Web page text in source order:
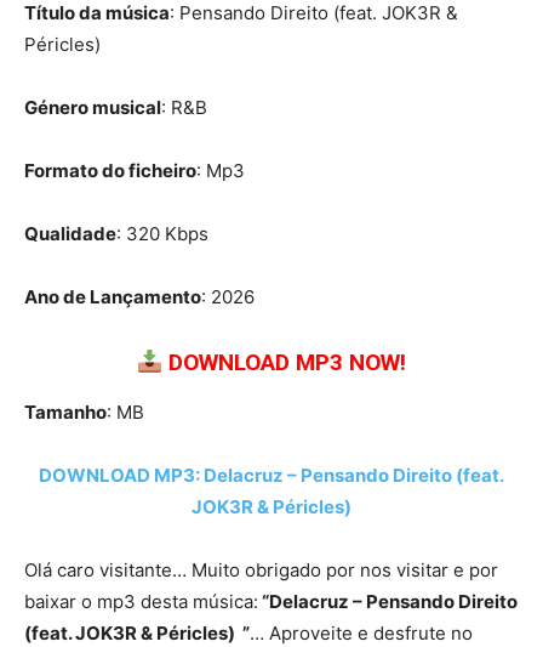
Título da música: Pensando Direito (feat. JOK3R &
Péricles)
Género musical: R&B
Formato do ficheiro: Mp3
Qualidade: 320 Kbps
Ano de Lançamento: 2026
DOWNLOAD MP3 NOW!
Tamanho: MB
DOWNLOAD MP3: Delacruz – Pensando Direito (feat.
JOK3R & Péricles)
Olá caro visitante… Muito obrigado por nos visitar e por
baixar o mp3 desta música: “Delacruz – Pensando Direito
(feat. JOK3R & Péricles) ”… Aproveite e desfrute no